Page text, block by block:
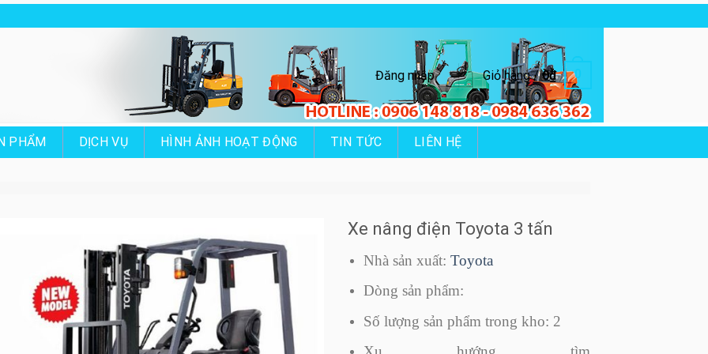
Đăng nhập Giỏ hàng /0₫ 0
PHẨM DỊCH VỤ HÌNH ẢNH HOẠT ĐỘNG TIN TỨC LIÊN HỆ
Xe nâng điện Toyota 3 tấn
Nhà sản xuất:Toyota
Dòng sản phẩm:
Số lượng sản phẩm trong kho: 2